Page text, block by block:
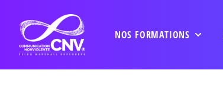
NOS FORMATIONS